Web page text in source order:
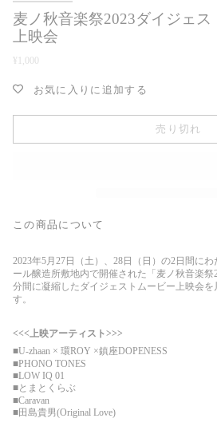
麦ノ秋音楽祭2023ダイジェス
上映会
¥1,000
お気に入りに追加する
売り切れ
この商品について
2023年5月27日（土）、28日（日）の2日間に
ール醸造所敷地内で開催された「麦ノ秋音楽祭
分間に凝縮したダイジェストムービー上映会を
す。
<<<上映アーティスト>>>
■U-zhaan × 環ROY ×鎮座DOPENESS
■PHONO TONES
■LOW IQ 01
■とまとくらぶ
■Caravan
■田島貴男(Original Love)